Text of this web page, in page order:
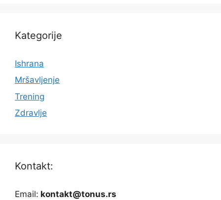
Kategorije
Ishrana
Mršavljenje
Trening
Zdravlje
Kontakt:
Email: kontakt@tonus.rs